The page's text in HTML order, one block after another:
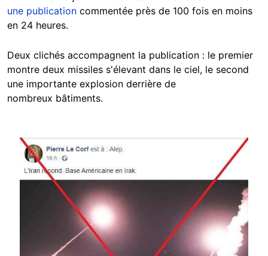
une publication commentée près de 100 fois en moins
en 24 heures.
Deux clichés accompagnent la publication : le premier
montre deux missiles s'élevant dans le ciel, le second
une importante explosion derrière de
nombreux bâtiments.
Image